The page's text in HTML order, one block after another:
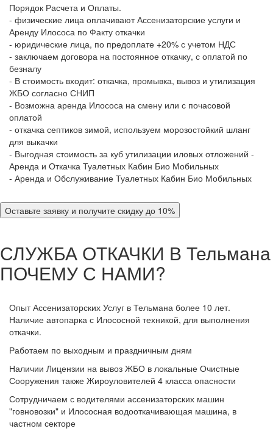
Порядок Расчета и Оплаты.
- физические лица оплачивают Ассенизаторские услуги и
Аренду Илососа по Факту откачки
- юридические лица, по предоплате +20% с учетом НДС
- заключаем договора на постоянное откачку, с оплатой по
безналу
- В стоимость входит: откачка, промывка, вывоз и утилизация
ЖБО согласно СНИП
- Возможна аренда Илососа на смену или с почасовой
оплатой
- откачка септиков зимой, используем морозостойкий шланг
для выкачки
- Выгодная стоимость за куб утилизации иловых отложений -
Аренда и Откачка Туалетных Кабин Био Мобильных
- Аренда и Обслуживание Туалетных Кабин Био Мобильных
Оставьте заявку и получите скидку до 10%
СЛУЖБА ОТКАЧКИ В Тельмана
ПОЧЕМУ С НАМИ?
Опыт Ассенизаторских Услуг в Тельмана более 10 лет.
Наличие автопарка с Илососной техникой, для выполнения
откачки.
Работаем по выходным и праздничным дням
Наличии Лицензии на вывоз ЖБО в локальные Очистные
Сооружения также Жироуловителей 4 класса опасности
Сотрудничаем с водителями ассенизаторских машин
"говновозки" и Илососная водооткачивающая машина, в
частном секторе